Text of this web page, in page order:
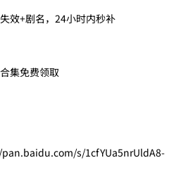
效+剧名，24小时内秒补
集免费领取
s/1cfYUa5nrUldA8-